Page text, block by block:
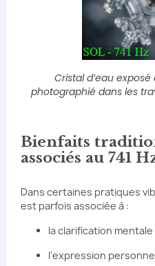
Cristal d’eau
photographié dans les
Bienfaits
associés au 741
Dans certaines pratiques
est parfois associée à :
la clarification mentale
l’expression